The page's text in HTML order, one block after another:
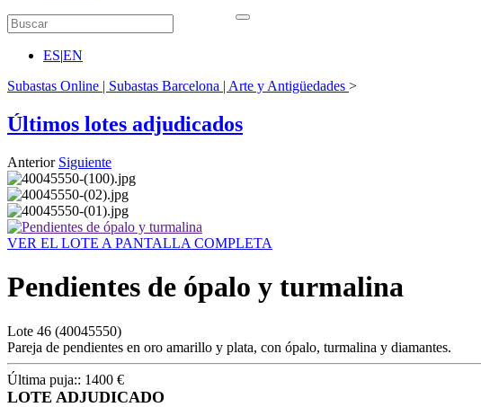
ES|EN
Subastas Online | Subastas Barcelona | Arte y Antigüedades >
Últimos lotes adjudicados
Anterior Siguiente
VER EL LOTE A PANTALLA COMPLETA
Pendientes de ópalo y turmalina
Lote 46 (40045550)
Pareja de pendientes en oro amarillo y plata, con ópalo, turmalina y diamantes.
Última puja:: 1400 €
LOTE ADJUDICADO